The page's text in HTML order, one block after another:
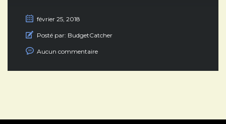
février 25, 2018
Posté par: BudgetCatcher
Aucun commentaire